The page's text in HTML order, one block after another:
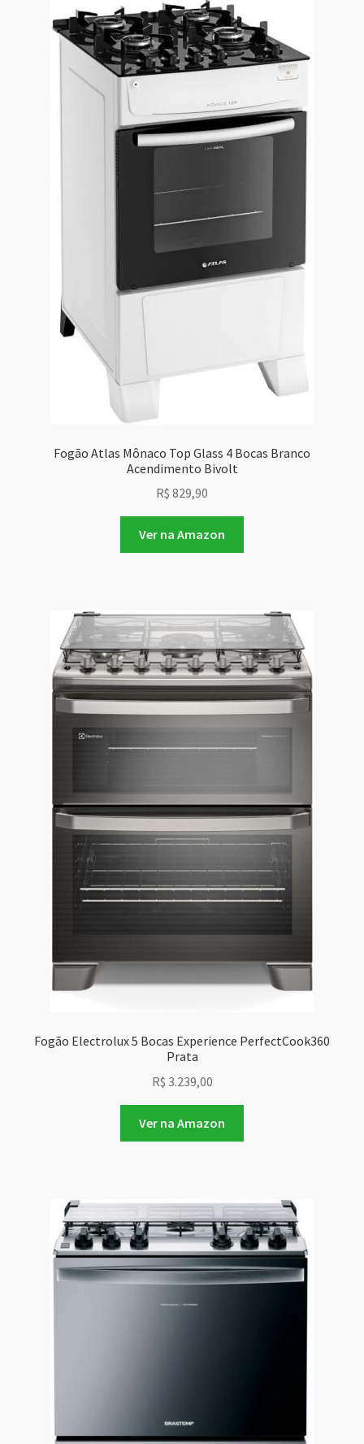
Fogão Atlas Mônaco Top Glass 4 Bocas Branco
Acendimento Bivolt
R$ 829,90
Ver na Amazon
Fogão Electrolux 5 Bocas Experience PerfectCook360
Prata
R$ 3.239,00
Ver na Amazon